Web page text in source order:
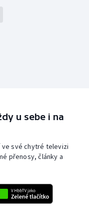
u sebe i na
ve své chytré televizi
přenosy, články a